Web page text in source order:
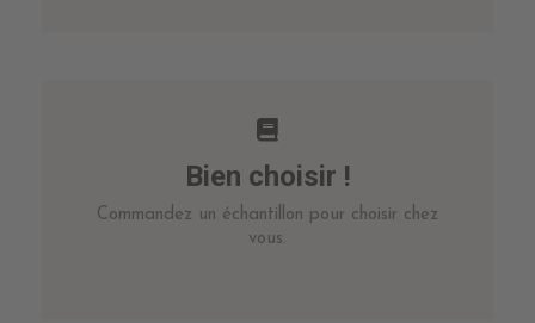
Bien choisir !
Commandez un échantillon pour choisir chez
vous.